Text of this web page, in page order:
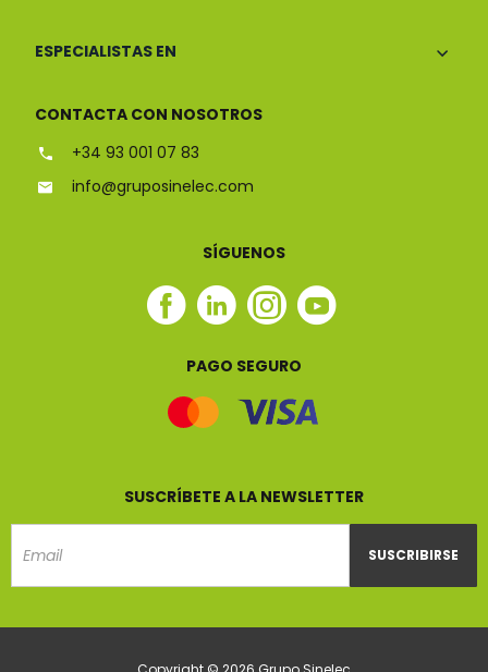
ESPECIALISTAS EN
CONTACTA CON NOSOTROS
+34 93 001 07 83
info@gruposinelec.com
SÍGUENOS
Facebook
Linkedin
Instagram
Youtube
PAGO SEGURO
SUSCRÍBETE A LA NEWSLETTER
SUSCRIBIRSE